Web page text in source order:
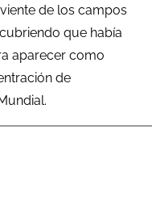
de los campos
que había
aparecer como
de